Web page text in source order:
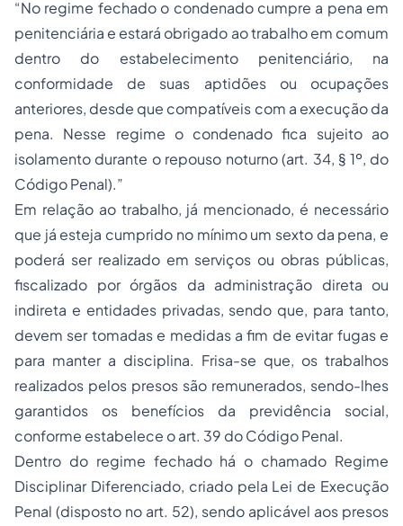
“No regime fechado o condenado cumpre a pena em
penitenciária e estará obrigado ao trabalho em comum
dentro do estabelecimento penitenciário, na
conformidade de suas aptidões ou ocupações
anteriores, desde que compatíveis com a execução da
pena. Nesse regime o condenado fica sujeito ao
isolamento durante o repouso noturno (art. 34, § 1º, do
Código Penal).”
Em relação ao trabalho, já mencionado, é necessário
que já esteja cumprido no mínimo um sexto da pena, e
poderá ser realizado em serviços ou obras públicas,
fiscalizado por órgãos da administração direta ou
indireta e entidades privadas, sendo que, para tanto,
devem ser tomadas e medidas a fim de evitar fugas e
para manter a disciplina. Frisa-se que, os trabalhos
realizados pelos presos são remunerados, sendo-lhes
garantidos os benefícios da previdência social,
conforme estabelece o art. 39 do Código Penal.
Dentro do regime fechado há o chamado Regime
Disciplinar Diferenciado, criado pela Lei de Execução
Penal (disposto no art. 52), sendo aplicável aos presos